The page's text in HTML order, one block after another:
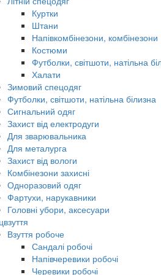
Куртки
Штани
Напівкомбінезони, комбінезони
Костюми
Футболки, світшоти, натільна
Халати
Зимовий спецодяг
Футболки, світшоти, натільна білизна
Сигнальний одяг
Захист від електродуги
Для зварювальника
Для металурга
Захист від вологи
Комбінезони захисні
Одноразовий одяг
Фартухи, нарукавники
Головні убори, аксесуари
Взуття робоче
Сандалі робочі
Напівчеревики робочі
Черевики робочі